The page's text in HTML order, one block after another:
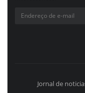
Jornal de